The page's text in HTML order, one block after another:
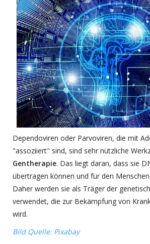
Dependoviren oder Parvoviren, die mit
"assoziiert" sind, sind sehr nützliche
Gentherapie. Das liegt daran, dass sie
übertragen können und für den
Daher werden sie als Träger der
verwendet, die zur Bekämpfung von
wird.
Bild Quelle: Pixabay